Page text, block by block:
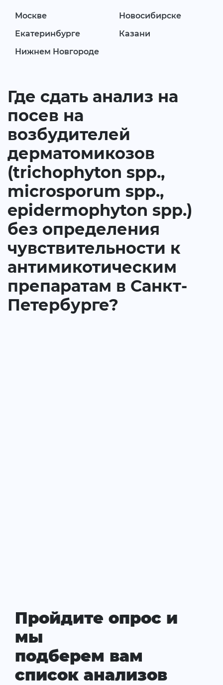
Москве
Новосибирске
Екатеринбурге
Казани
Нижнем Новгороде
Где сдать анализ на
посев на
возбудителей
дерматомикозов
(trichophyton spp.,
microsporum spp.,
epidermophyton spp.)
без определения
чувствительности к
антимикотическим
препаратам в Санкт-
Петербурге?
Пройдите опрос и
мы
подберем вам
список анализов